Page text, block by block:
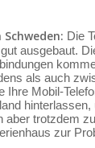
Schweden: Die
ausgebaut.
als auch
Ihre Mobil-
aber trotzdem
zur